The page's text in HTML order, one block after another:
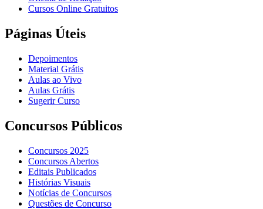
Cursos Online Gratuitos
Páginas Úteis
Depoimentos
Material Grátis
Aulas ao Vivo
Aulas Grátis
Sugerir Curso
Concursos Públicos
Concursos 2025
Concursos Abertos
Editais Publicados
Histórias Visuais
Notícias de Concursos
Questões de Concurso